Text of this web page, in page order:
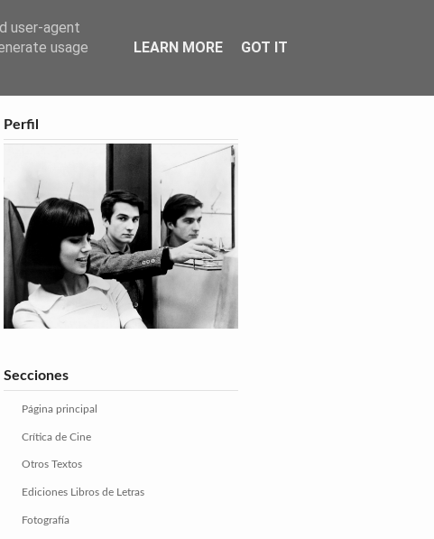
feed
Perfil
Secciones
Página principal
Crítica de Cine
Otros Textos
Ediciones Libros de Letras
Fotografía
user-agent
usage
LEARN MORE GOT IT